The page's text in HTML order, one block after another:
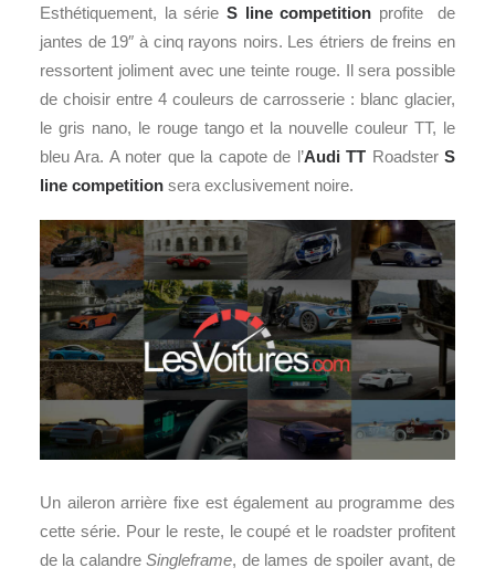
Esthétiquement, la série S line competition profite de
jantes de 19″ à cinq rayons noirs. Les étriers de freins en
ressortent joliment avec une teinte rouge. Il sera possible
de choisir entre 4 couleurs de carrosserie : blanc glacier,
le gris nano, le rouge tango et la nouvelle couleur TT, le
bleu Ara. A noter que la capote de l’Audi TT RoadsterS
line competition sera exclusivement noire.
Un aileron arrière fixe est également au programme des
cette série. Pour le reste, le coupé et le roadster profitent
de la calandreSingleframe, de lames de spoiler avant, de